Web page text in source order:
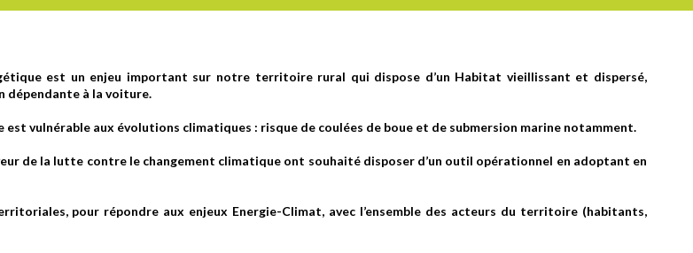
est un enjeu important sur notre territoire rural qui dispose d’un Habitat vieillissant et dispersé,
dépendante à la voiture.
vulnérable aux évolutions climatiques : risque de coulées de boue et de submersion marine notamment.
de la lutte contre le changement climatique ont souhaité disposer d’un outil opérationnel en adoptant en
pour répondre aux enjeux Energie-Climat, avec l’ensemble des acteurs du territoire (habitants,